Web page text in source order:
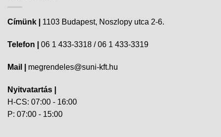
Címünk | 1103 Budapest, Noszlopy utca 2-6.
Telefon | 06 1 433-3318 / 06 1 433-3319
Mail | megrendeles@suni-kft.hu
Nyitvatartás |
H-CS: 07:00 - 16:00
P: 07:00 - 15:00